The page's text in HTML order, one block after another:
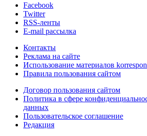
Facebook
Twitter
RSS-ленты
E-mail рассылка
Контакты
Реклама на сайте
Использование материалов
Правила пользования сайтом
Договор пользования сайтом
Политика в сфере
данных
Пользовательское соглашение
Редакция